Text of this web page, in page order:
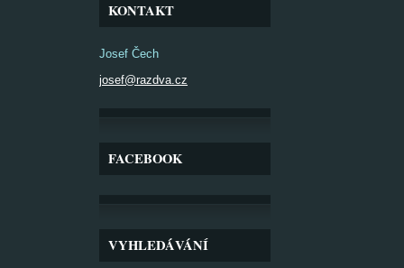
KONTAKT
Josef Čech
josef@razdva.cz
FACEBOOK
VYHLEDÁVÁNÍ